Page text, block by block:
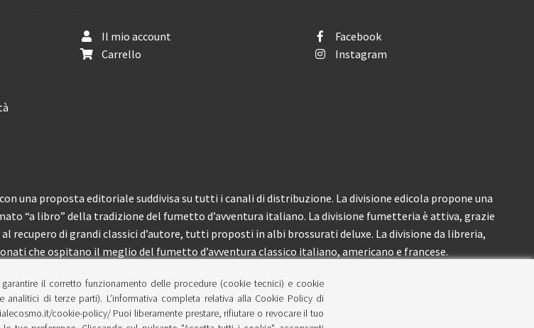
Il mio account
Carrello
Facebook
Instagram
una proposta editoriale suddivisa su tutti i canali di distribuzione. La divisione edicola propone una
“a libro” della tradizione del fumetto d’avventura italiano. La divisione fumetteria è attiva, grazie
recupero di grandi classici d’autore, tutti proposti in albi brossurati deluxe. La divisione da libreria,
che ospitano il meglio del fumetto d’avventura classico italiano, americano e francese.
il corretto funzionamento delle procedure (cookie tecnici) e cookie
di terze parti). L’informativa completa relativa alla Cookie Policy di
cookie-policy/ Puoi liberamente prestare, rifiutare o revocare il tuo